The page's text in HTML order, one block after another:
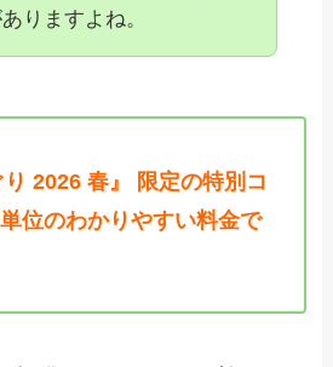
りますよね。
り 2026 春』 限定の特別コ
位のわかりやすい料金で